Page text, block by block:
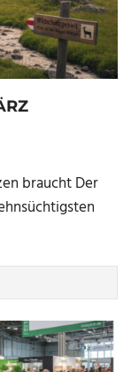
braucht Der